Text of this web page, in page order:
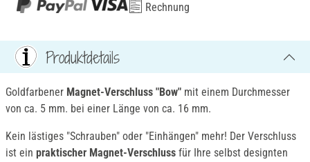
Rechnung
Produktdetails
Goldfarbener Magnet-Verschluss "Bow" mit einem Durchmesser
von ca. 5 mm. bei einer Länge von ca. 16 mm.
Kein lästiges "Schrauben" oder "Einhängen" mehr! Der Verschluss
ist ein praktischer Magnet-Verschluss für Ihre selbst designten